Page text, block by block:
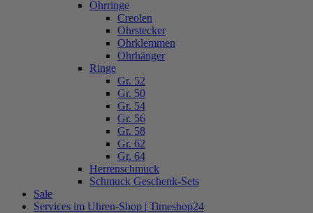
Ohrringe
Creolen
Ohrstecker
Ohrklemmen
Ohrhänger
Ringe
Gr. 52
Gr. 50
Gr. 54
Gr. 56
Gr. 58
Gr. 62
Gr. 64
Herrenschmuck
Schmuck Geschenk-Sets
Sale
Services im Uhren-Shop | Timeshop24